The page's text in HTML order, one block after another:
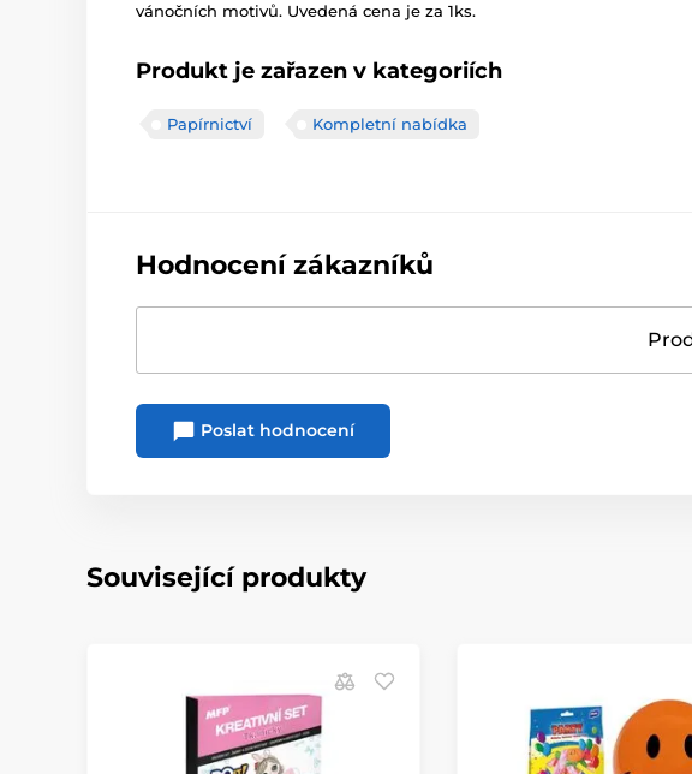
vánočních motivů. Uvedená cena je za 1ks.
Produkt je zařazen v kategoriích
Papírnictví Kompletní nabídka
Hodnocení zákazníků
Poslat hodnocení
Související produkty